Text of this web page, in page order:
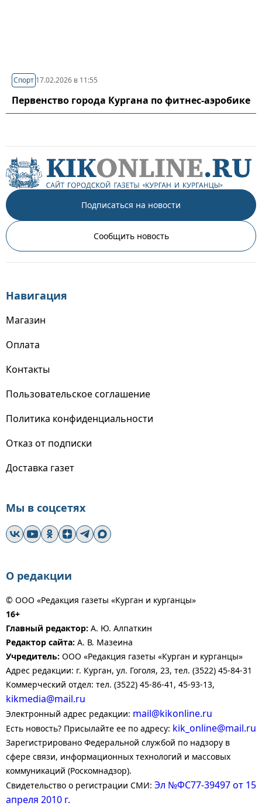
Спорт 17.02.2026 в 11:55
Первенство города Кургана по фитнес-аэробике
Подписаться на новости
Сообщить новость
Навигация
Магазин
Оплата
Контакты
Пользовательское соглашение
Политика конфиденциальности
Отказ от подписки
Доставка газет
Мы в соцсетях
О редакции
© ООО «Редакция газеты «Курган и курганцы»
16+
Главный редактор: А. Ю. Алпаткин
Редактор сайта: А. В. Мазеина
Учредитель: ООО «Редакция газеты «Курган и курганцы»
Адрес редакции: г. Курган, ул. Гоголя, 23, тел. (3522) 45-84-31
Коммерческий отдел: тел. (3522) 45-86-41, 45-93-13,
kikmedia@mail.ru
Электронный адрес редакции: mail@kikonline.ru
Есть новость? Присылайте ее по адресу: kik_online@mail.ru
Зарегистрировано Федеральной службой по надзору в
сфере связи, информационных технологий и массовых
коммуникаций (Роскомнадзор).
Свидетельство о регистрации СМИ: Эл №ФС77-39497 от 15
апреля 2010 г.